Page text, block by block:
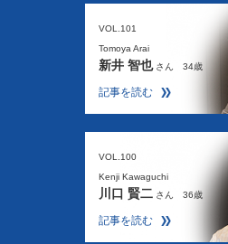
VOL.101
Tomoya Arai
新井 智也さん 34歳
記事を読む
VOL.100
Kenji Kawaguchi
川口 賢二 さん 36歳
記事を読む